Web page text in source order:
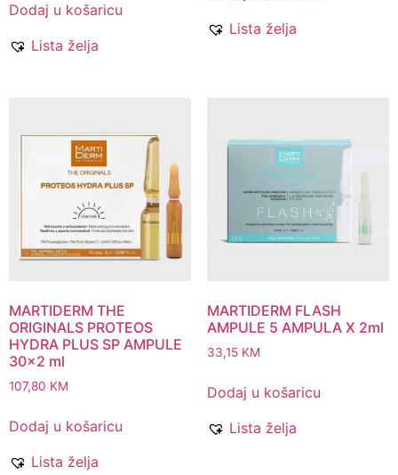
Dodaj u košaricu
Lista želja
Lista želja
MARTIDERM THE
ORIGINALS PROTEOS
HYDRA PLUS SP AMPULE
30×2 ml
107,80 KM
Dodaj u košaricu
Lista želja
MARTIDERM FLASH
AMPULE 5 AMPULA X 2ml
33,15 KM
Dodaj u košaricu
Lista želja